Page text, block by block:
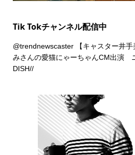
Tik Tokチャンネル配信中
@trendnewscaster【キャスター井手
みさんの愛猫にゃーちゃんCM出演
DISH//